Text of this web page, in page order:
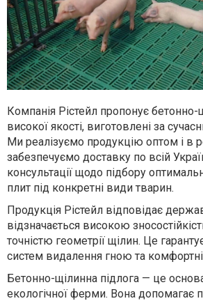
Компанія Рістейл пропонує бетонно-
високої якості, виготовлені за
Ми реалізуємо продукцію оптом і в
забезпечуємо доставку по всій
консультації щодо підбору
плит під конкретні види тварин.
Продукція Рістейл відповідає
відзначається високою
точністю геометрії щілин. Це
систем видалення гною та
Бетонно-щілинна підлога — це
екологічної ферми. Вона допомагає